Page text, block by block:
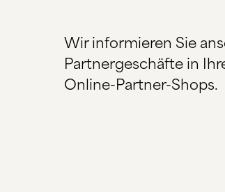
Wir informieren Sie
Partnergeschäfte in
Online-Partner-Shops.